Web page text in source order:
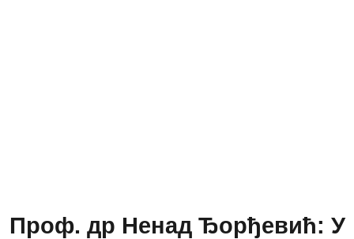
Проф. др Ненад Ђорђевић: У